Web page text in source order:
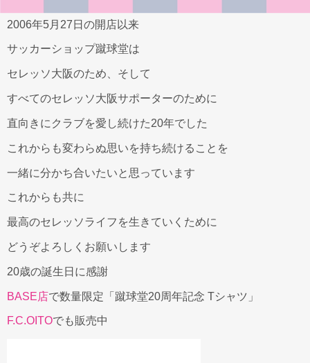
2006年5月27日の開店以来
サッカーショップ蹴球堂は
セレッソ大阪のため、そして
すべてのセレッソ大阪サポーターのために
直向きにクラブを愛し続けた20年でした
これからも変わらぬ思いを持ち続けることを
一緒に分かち合いたいと思っています
これからも共に
最高のセレッソライフを生きていくために
どうぞよろしくお願いします
20歳の誕生日に感謝
BASE店で数量限定「蹴球堂20周年記念 Tシャツ」
F.C.OITOでも販売中